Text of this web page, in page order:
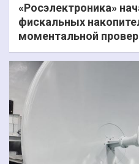
«Росэлектроника»
фискальных
моментальной